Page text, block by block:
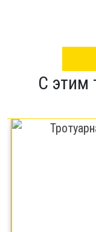
С этим